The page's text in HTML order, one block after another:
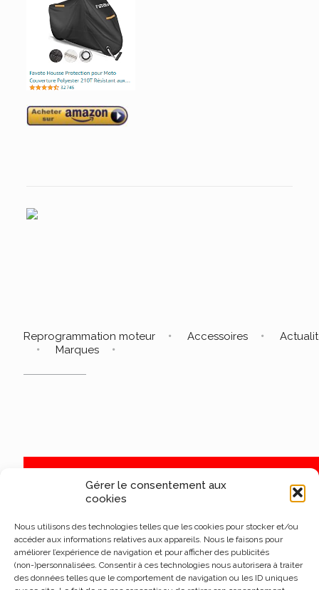
Gérer le consentement aux
cookies
Nous utilisons des technologies telles que les cookies pour stocker et/ou
accéder aux informations relatives aux appareils. Nous le faisons pour
améliorer l’expérience de navigation et pour afficher des publicités
(non-)personnalisées. Consentir à ces technologies nous autorisera à traiter
des données telles que le comportement de navigation ou les ID uniques
Reprogrammation moteur Accessoires
Marques